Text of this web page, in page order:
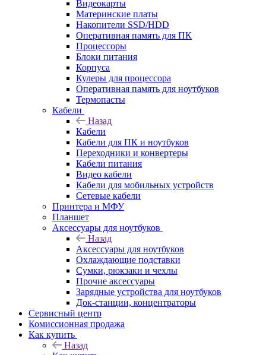
Видеокарты
Материнские платы
Накопители SSD/HDD
Оперативная память для ПК
Процессоры
Блоки питания
Корпуса
Кулеры для процессора
Оперативная память для ноутбуков
Термопасты
Кабели
Назад
Кабели
Кабели для ПК и ноутбуков
Переходники и конвертеры
Кабели питания
Видео кабели
Кабели для мобильных устройств
Сетевые кабели
Принтера и МФУ
Планшет
Аксессуары для ноутбуков
Назад
Аксессуары для ноутбуков
Охлаждающие подставки
Сумки, рюкзаки и чехлы
Прочие аксессуары
Зарядные устройства для ноутбуков
Док-станции, концентраторы
Сервисный центр
Комиссионная продажа
Как купить
Назад